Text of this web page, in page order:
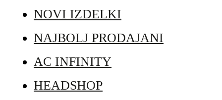
NOVI IZDELKI
NAJBOLJ PRODAJANI
AC INFINITY
HEADSHOP